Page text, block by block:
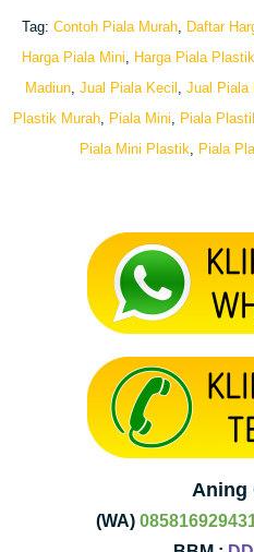
Tag: Contoh Piala Murah, Daftar
Harga Piala Mini
Harga Piala Plastik
Madiun, Jual Piala Kecil Jual Piala
Plastik Murah, Piala Mini Piala
Piala Mini Plastik
Piala
Aning
(WA)